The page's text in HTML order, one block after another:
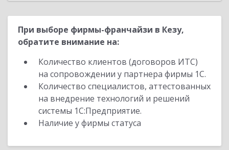
При выборе фирмы-франчайзи в Кезу,
обратите внимание на:
Количество клиентов (договоров ИТС)
на сопровождении у партнера фирмы 1С.
Количество специалистов, аттестованных
на внедрение технологий и решений
системы 1С:Предприятие.
Наличие у фирмы статуса